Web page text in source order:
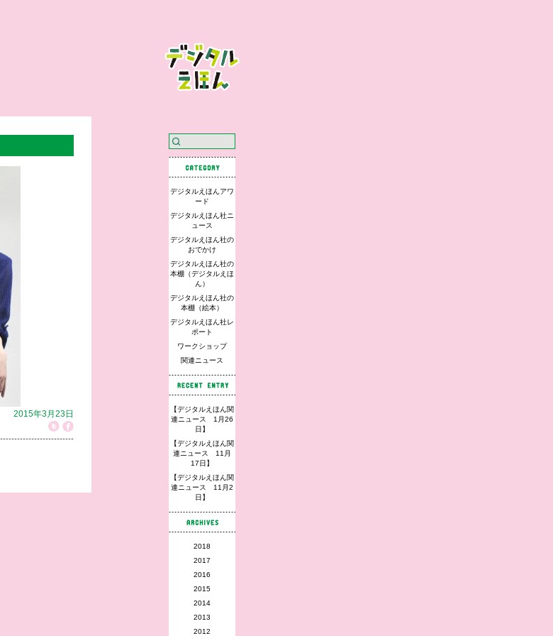
2015年3月23日
デジタルえほんアワ
ード
デジタルえほん社ニ
ュース
デジタルえほん社の
おでかけ
デジタルえほん社の
本棚（デジタルえほ
ん）
デジタルえほん社の
本棚（絵本）
デジタルえほん社レ
ポート
ワークショップ
関連ニュース
【デジタルえほん関
連ニュース 1月26
日】
【デジタルえほん関
連ニュース 11月
17日】
【デジタルえほん関
連ニュース 11月2
日】
2018
2017
2016
2015
2014
2013
2012